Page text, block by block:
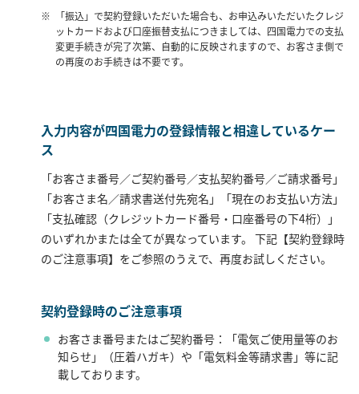
「振込」で契約登録いただいた場合も、お申込みいただいたクレジ
ットカードおよび口座振替支払につきましては、四国電力での支払
変更手続きが完了次第、自動的に反映されますので、お客さま側で
の再度のお手続きは不要です。
入力内容が四国電力の登録情報と相違しているケー
ス
「お客さま番号／ご契約番号／支払契約番号／ご請求番号」
「お客さま名／請求書送付先宛名」「現在のお支払い方法」
「支払確認（クレジットカード番号・口座番号の下4桁）」
のいずれかまたは全てが異なっています。 下記【契約登録時
のご注意事項】をご参照のうえで、再度お試しください。
契約登録時のご注意事項
お客さま番号またはご契約番号：「電気ご使用量等のお
知らせ」（圧着ハガキ）や「電気料金等請求書」等に記
載しております。